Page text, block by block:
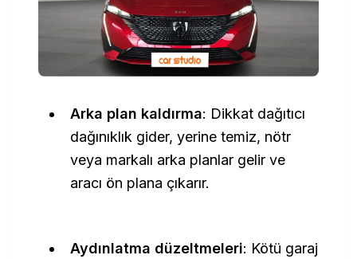
Arka plan kaldırma: Dikkat dağıtıcı
dağınıklık gider, yerine temiz, nötr
veya markalı arka planlar gelir ve
aracı ön plana çıkarır.
Aydınlatma düzeltmeleri: Kötü garaj